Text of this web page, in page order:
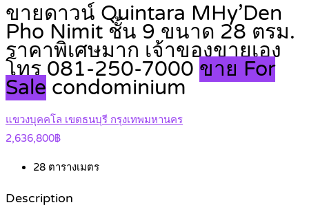
ขายดาวน์ Quintara MHy’Den
Pho Nimit ชั้น 9 ขนาด 28 ตรม.
ราคาพิเศษมาก เจ้าของขายเอง
โทร 081-250-7000 ขาย For
Sale condominium
แขวงบุคคโล เขตธนบุรี กรุงเทพมหานคร
2,636,800฿
28 ตารางเมตร
Description